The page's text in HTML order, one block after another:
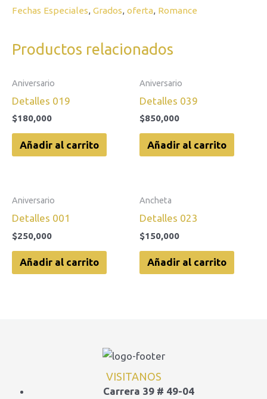
Fechas Especiales, Grados, oferta, Romance
Productos relacionados
Aniversario
Detalles 019
$180,000
Añadir al carrito
Aniversario
Detalles 039
$850,000
Añadir al carrito
Aniversario
Detalles 001
$250,000
Añadir al carrito
Ancheta
Detalles 023
$150,000
Añadir al carrito
VISITANOS
Carrera 39 # 49-04